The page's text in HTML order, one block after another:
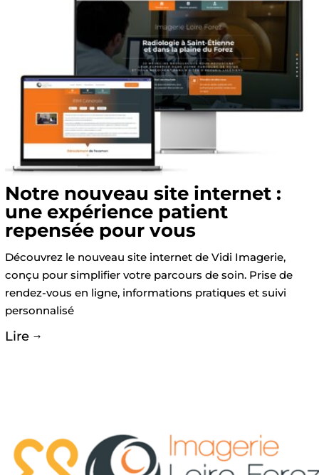
Notre nouveau site internet :
une expérience patient
repensée pour vous
Découvrez le nouveau site internet de Vidi Imagerie,
conçu pour simplifier votre parcours de soin. Prise de
rendez-vous en ligne, informations pratiques et suivi
personnalisé
Lire $